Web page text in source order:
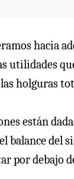
hacia
utilidades
holguras
están
balance del
por debajo